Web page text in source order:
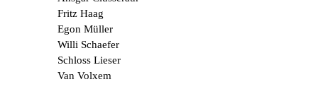
Fritz Haag
Egon Müller
Willi Schaefer
Schloss Lieser
Van Volxem